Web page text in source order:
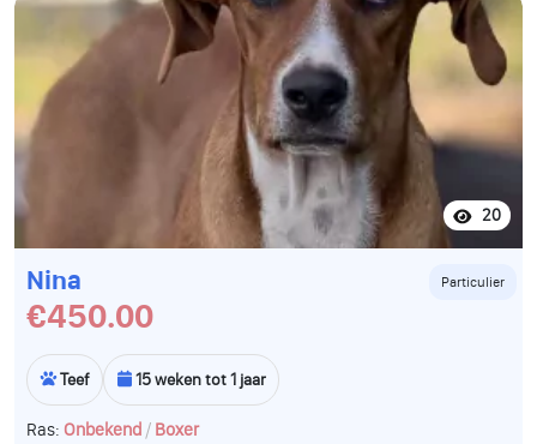
20
Nina Particulier
€450.00
Teef 15 weken tot 1 jaar
Ras: Onbekend / Boxer